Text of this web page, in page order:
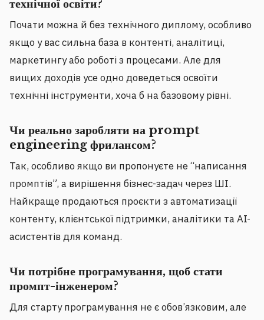
технічної освіти?
Почати можна й без технічного диплому, особливо
якщо у вас сильна база в контенті, аналітиці,
маркетингу або роботі з процесами. Але для
вищих доходів усе одно доведеться освоїти
технічні інструменти, хоча б на базовому рівні.
Чи реально заробляти на prompt
engineering фрилансом?
Так, особливо якщо ви пропонуєте не “написання
промптів”, а вирішення бізнес-задач через ШІ.
Найкраще продаються проєкти з автоматизації
контенту, клієнтської підтримки, аналітики та AI-
асистентів для команд.
Чи потрібне програмування, щоб стати
промпт-інженером?
Для старту програмування не є обов’язковим, але